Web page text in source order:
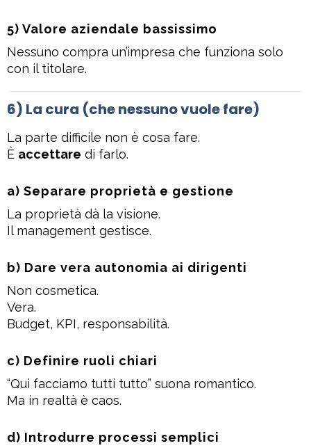
5) Valore aziendale bassissimo
Nessuno compra un’impresa che funziona solo
con il titolare.
6) La cura (che nessuno vuole fare)
La parte difficile non è cosa fare.
È accettare di farlo.
a) Separare proprietà e gestione
La proprietà dà la visione.
Il management gestisce.
b) Dare vera autonomia ai dirigenti
Non cosmetica.
Vera.
Budget, KPI, responsabilità.
c) Definire ruoli chiari
“Qui facciamo tutti tutto” suona romantico.
Ma in realtà è caos.
d) Introdurre processi semplici